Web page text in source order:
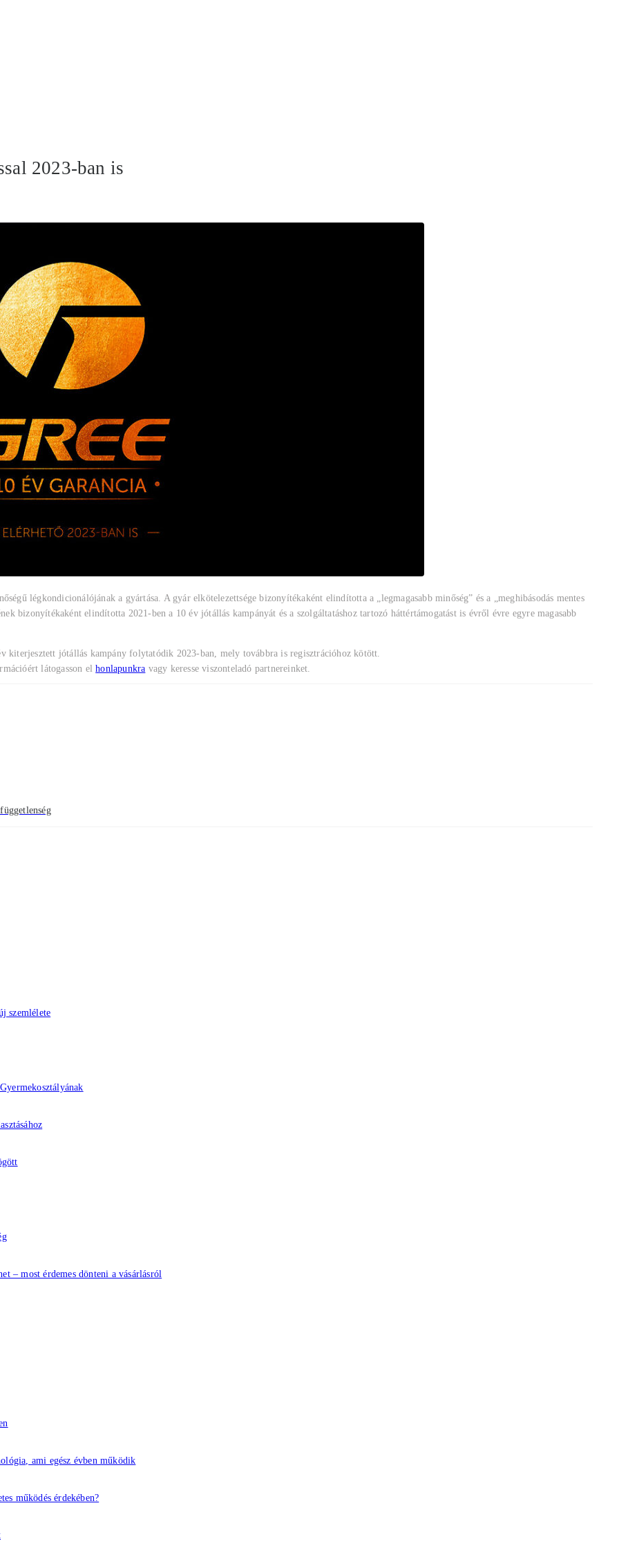
2023-ban is
légkondicionálójának a gyártása. A gyár elkötelezettsége bizonyítékaként elindította a „legmagasabb minőség” és a „meghibásodás mentes
bizonyítékaként elindította 2021-ben a 10 év jótállás kampányát és a szolgáltatáshoz tartozó háttértámogatást is évről évre egyre magasabb
kiterjesztett jótállás kampány folytatódik 2023-ban, mely továbbra is regisztrációhoz kötött.
látogasson elhonlapunkra vagy keresse viszonteladó partnereinket.
szemlélete
– most érdemes dönteni a vásárlásról
ami egész évben működik
működés érdekében?